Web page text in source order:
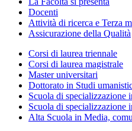
Docenti
Attività di ricerca e Terza
Assicurazione della Qualità
Corsi di laurea triennale
Corsi di laurea magistrale
Master universitari
Dottorato in Studi
Scuola di specializzazione
Scuola di specializzazione
Alta Scuola in Media,